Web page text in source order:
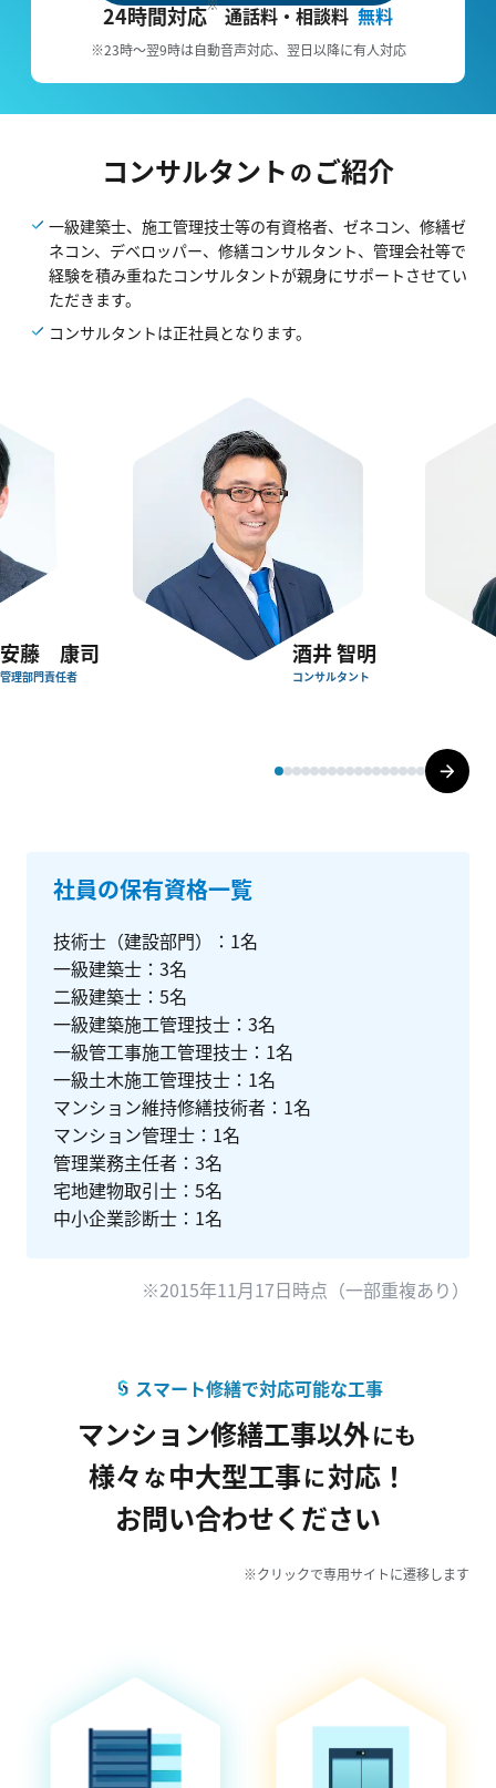
24時間対応
通話料・相談料 無料
※23時～翌9時は自動音声対応、翌日以降に有人対応
コンサルタント の ご紹介
一級建築士、施工管理技士等の有資格者、ゼネコン、修繕ゼ
ネコン、デベロッパー、修繕コンサルタント、管理会社等で
経験を積み重ねたコンサルタントが親身にサポートさせてい
ただきます。
コンサルタントは正社員となります。
酒井 智明
コンサルタント
安藤 康司
管理部門責任者
社員の保有資格一覧
技術士（建設部門） 1名
一級建築士
3名
二級建築士
5名
一級建築施工管理技士
3名
一級管工事施工管理技士
1名
一級土木施工管理技士
1名
マンション維持修繕技術者
1名
マンション管理士
1名
管理業務主任者
3名
宅地建物取引士
5名
中小企業診断士
1名
※2015年11月17日時点（一部重複あり）
スマート修繕で対応可能な工事
マンション修繕工事以外にも
様々 な中大型工事に対応！
お問い合わせください
※クリックで専用サイトに遷移します